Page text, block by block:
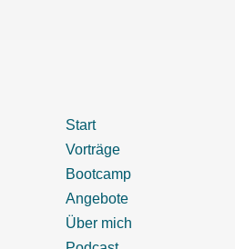
Start
Vorträge
Bootcamp
Angebote
Über mich